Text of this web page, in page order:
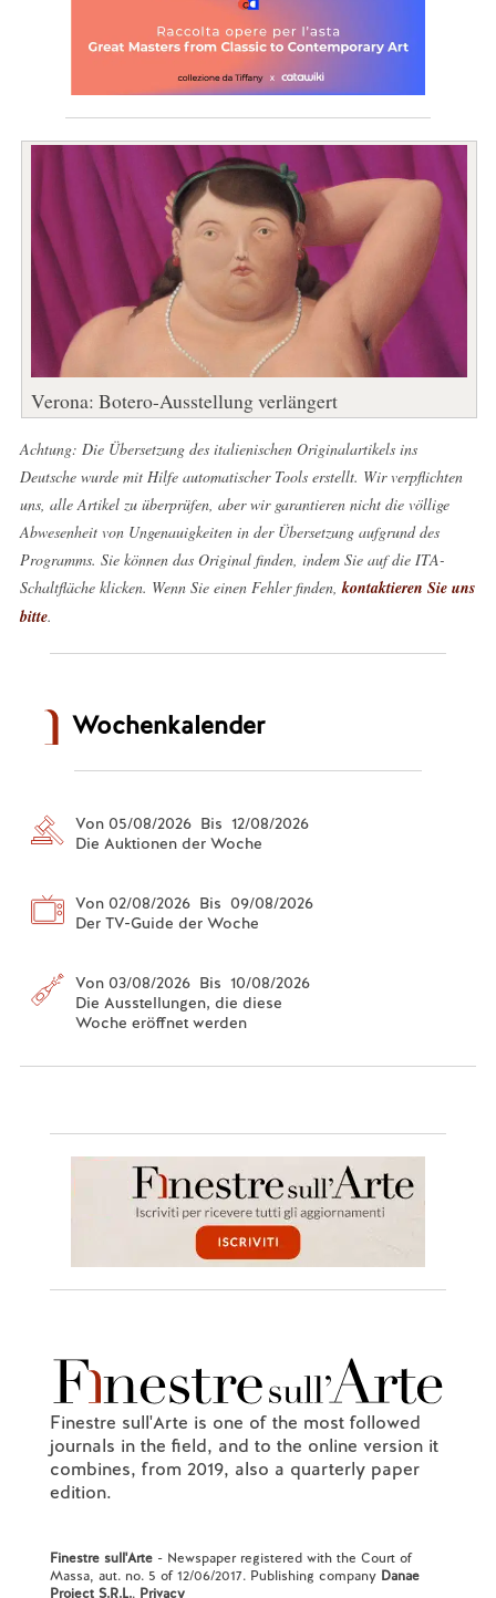
Verona: Botero-Ausstellung verlängert
Achtung: Die Übersetzung des italienischen Originalartikels ins
Deutsche wurde mit Hilfe automatischer Tools erstellt. Wir verpflichten
uns, alle Artikel zu überprüfen, aber wir garantieren nicht die völlige
Abwesenheit von Ungenauigkeiten in der Übersetzung aufgrund des
Programms. Sie können das Original finden, indem Sie auf die ITA-
Schaltfläche klicken. Wenn Sie einen Fehler finden, kontaktieren Sie uns
bitte.
Wochenkalender
Von 05/08/2026 Bis 12/08/2026
Die Auktionen der Woche
Von 02/08/2026 Bis 09/08/2026
Der TV-Guide der Woche
Von 03/08/2026 Bis 10/08/2026
Die Ausstellungen, die diese
Woche eröffnet werden
Finestre sull'Arte is one of the most followed
journals in the field, and to the online version it
combines, from 2019, also a quarterly paper
edition.
Finestre sull'Arte- Newspaper registered with the Court of
Massa, aut. no. 5 of 12/06/2017. Publishing company Danae
Project S.R.L.. Privacy